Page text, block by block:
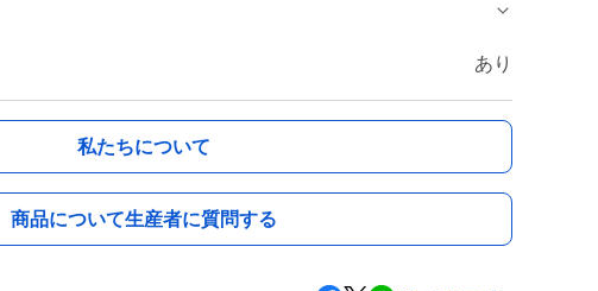
あり
私たちについて
商品について生産者に質問する